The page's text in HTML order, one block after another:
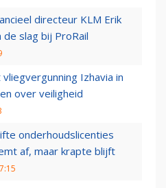
directeur KLM Erik
de slag bij ProRail
Izhavia in
over veiligheid
onderhoudslicenties
af, maar krapte blijft